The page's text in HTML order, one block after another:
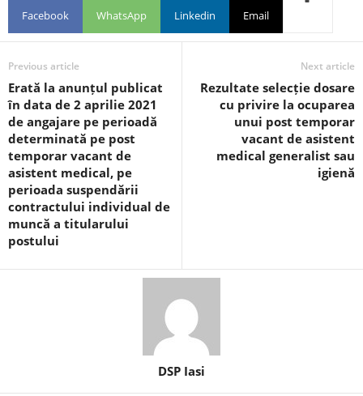
Facebook WhatsApp Linkedin Email
Previous article
Erată la anunțul publicat
în data de 2 aprilie 2021
de angajare pe perioadă
determinată pe post
temporar vacant de
asistent medical, pe
perioada suspendării
contractului individual de
muncă a titularului
postului
Next article
Rezultate selecție dosare
cu privire la ocuparea
unui post temporar
vacant de asistent
medical generalist sau
igienă
DSP Iasi